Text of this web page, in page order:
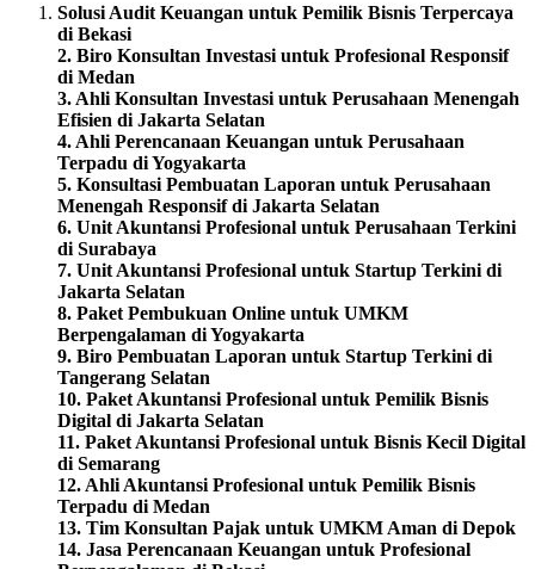
Solusi Audit Keuangan untuk Pemilik Bisnis Terpercaya
di Bekasi
2. Biro Konsultan Investasi untuk Profesional Responsif
di Medan
3. Ahli Konsultan Investasi untuk Perusahaan Menengah
Efisien di Jakarta Selatan
4. Ahli Perencanaan Keuangan untuk Perusahaan
Terpadu di Yogyakarta
5. Konsultasi Pembuatan Laporan untuk Perusahaan
Menengah Responsif di Jakarta Selatan
6. Unit Akuntansi Profesional untuk Perusahaan Terkini
di Surabaya
7. Unit Akuntansi Profesional untuk Startup Terkini di
Jakarta Selatan
8. Paket Pembukuan Online untuk UMKM
Berpengalaman di Yogyakarta
9. Biro Pembuatan Laporan untuk Startup Terkini di
Tangerang Selatan
10. Paket Akuntansi Profesional untuk Pemilik Bisnis
Digital di Jakarta Selatan
11. Paket Akuntansi Profesional untuk Bisnis Kecil Digital
di Semarang
12. Ahli Akuntansi Profesional untuk Pemilik Bisnis
Terpadu di Medan
13. Tim Konsultan Pajak untuk UMKM Aman di Depok
14. Jasa Perencanaan Keuangan untuk Profesional